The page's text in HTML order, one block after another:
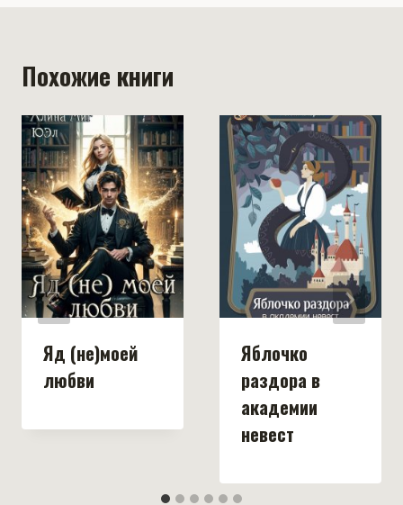
Похожие книги
Яд (не)моей
любви
Яблочко
раздора в
академии
невест